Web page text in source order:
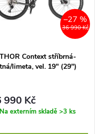
36 990 Kč
–27 %
Context stříbrná-
limeta, vel. 19" (29")
990 Kč
Na externím skladě >3 ks